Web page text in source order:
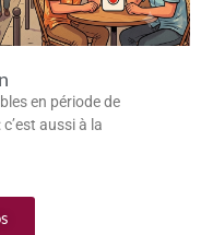
en période de
aussi à la